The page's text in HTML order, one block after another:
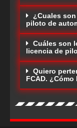
¿Cuales
piloto de
Cuáles son
licencia de
Quiero
FCAD. ¿Cómo